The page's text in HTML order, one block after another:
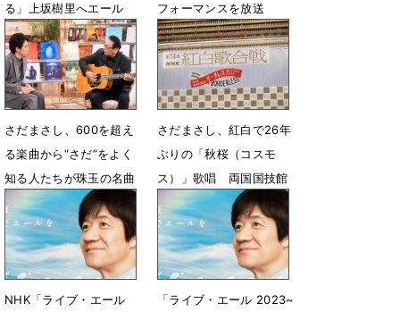
る」上坂樹里へエール
「現場を家だと思って」
1月6日 07時41分
フォーマンスを放送
8月15日 18時20分
さだまさし、600を超え
る楽曲から“さだ”をよく
知る人たちが珠玉の名曲
を紹介
4月25日 17時00分
さだまさし、紅白で26年
ぶりの「秋桜（コスモ
ス）」歌唱 両国国技館
から生中継
12月26日 16時46分
NHK「ライブ・エール
「ライブ・エール 2023~